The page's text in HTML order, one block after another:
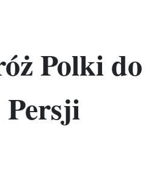
Polki do
Persji